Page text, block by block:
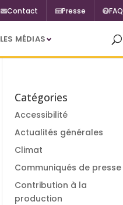
Contact Presse FAQ
LES MÉDIAS
Catégories
Accessibilité
Actualités générales
Climat
Communiqués de presse
Contribution à la
production